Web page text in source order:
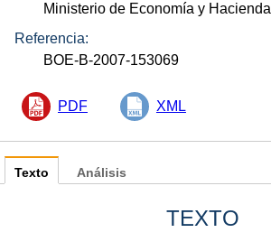
Ministerio de Economía y Hacienda
Referencia:
BOE-B-2007-153069
PDF XML
Texto
TEXTO
Análisis